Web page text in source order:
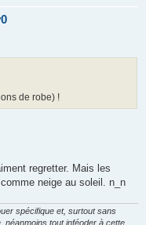
de robe) !
regretter. Mais les
neige au soleil. n_n
spécifique et, surtout sans
néanmoins tout inféoder à cette